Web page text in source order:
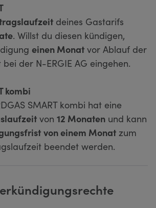
deines Gastarifs
. Willst du diesen kündigen,
einen Monat vor Ablauf der
der N-ERGIE AG eingehen.
kombi
SMART kombi hat eine
von 12 Monaten und kann
von einem Monat zum
beendet werden.